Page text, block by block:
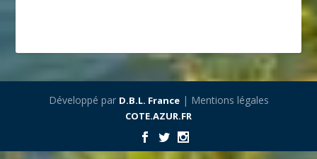
Développé par D.B.L. France| Mentions légales
COTE.AZUR.FR